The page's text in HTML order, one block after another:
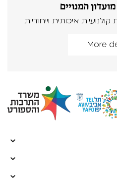
איכותית וייחודיות
More